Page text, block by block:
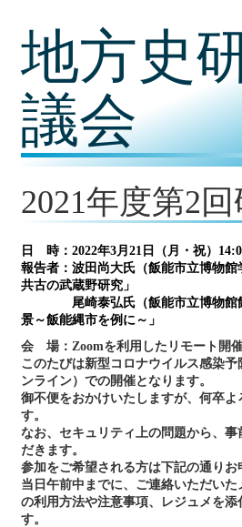
地方史
議会
2021年度第2
日 時：2022年3月21日（月・祝）
報告者：波田尚大氏（飯能市立博物
共古の武蔵野研究」
尾崎泰弘氏（飯能市立博物
景～飯能縄市を例に～」
会 場：Zoomを利用したリモート開催
このたびは新型コロナウイルス感染
ンライン）での開催となります。
御不便をおかけいたしますが、何卒よ
す。
なお、セキュリティ上の問題から、
だきます。
参加をご希望される方は下記の通りお
当日午前中までに、ご連絡いただい
の利用方法や注意事項、レジュメを添
す。